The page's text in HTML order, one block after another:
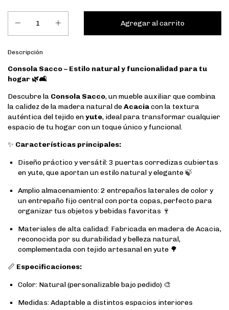
Descripción
Consola Sacco – Estilo natural y funcionalidad para tu
hogar 🌿🛋️
Descubre la Consola Sacco, un mueble auxiliar que combina
la calidez de la madera natural deAcaciacon la textura
auténtica del tejido enyute, ideal para transformar cualquier
espacio de tu hogar con un toque único y funcional.
✨ Características principales:
Diseño práctico y versátil: 3 puertas corredizas cubiertas
en yute, que aportan un estilo natural y elegante 🍃
Amplio almacenamiento: 2 entrepaños laterales de color y
un entrepaño fijo central con porta copas, perfecto para
organizar tus objetos y bebidas favoritas 🍷
Materiales de alta calidad: Fabricada en madera de Acacia,
reconocida por su durabilidad y belleza natural,
complementada con tejido artesanal en yute 🌳
📏 Especificaciones:
Color: Natural (personalizable bajo pedido) 🎨
Medidas: Adaptable a distintos espacios interiores